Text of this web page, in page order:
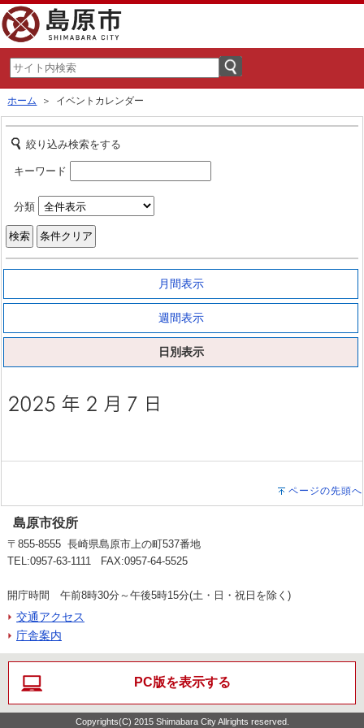
ホーム ＞ イベントカレンダー
絞り込み検索をする
キーワード
分類
月間表示
週間表示
日別表示
ページの先頭へ
島原市役所
〒855-8555 長崎県島原市上の町537番地
TEL:0957-63-1111 FAX:0957-64-5525
開庁時間 午前8時30分～午後5時15分(土・日・祝日を除く)
交通アクセス
庁舎案内
PC版を表示する
Copyrights(C) 2015 Shimabara City Allrights reserved.